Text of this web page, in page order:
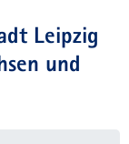
Leipzig
und